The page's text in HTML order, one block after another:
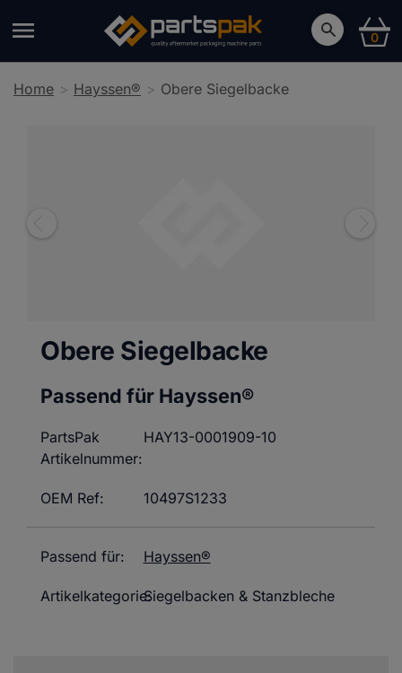
0
Home Hayssen® Obere Siegelbacke
Obere Siegelbacke
Passend für Hayssen®
PartsPak
Artikelnummer:
HAY13-0001909-10
OEM Ref: 10497S1233
Passend für: Hayssen®
Artikelkategorie:Siegelbacken & Stanzbleche